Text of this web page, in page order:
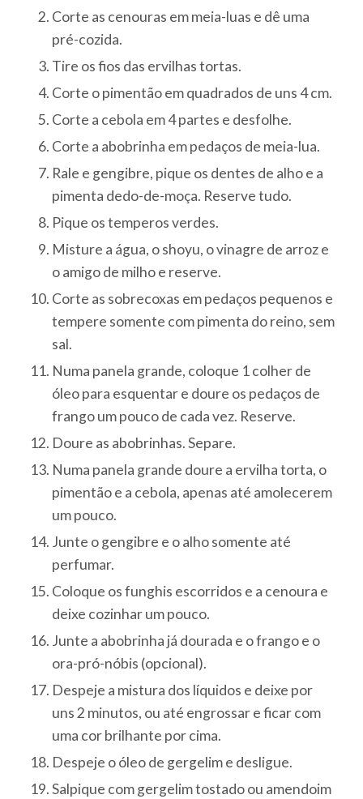
Corte as cenouras em meia-luas e dê uma
pré-cozida.
Tire os fios das ervilhas tortas.
Corte o pimentão em quadrados de uns 4 cm.
Corte a cebola em 4 partes e desfolhe.
Corte a abobrinha em pedaços de meia-lua.
Rale e gengibre, pique os dentes de alho e a
pimenta dedo-de-moça. Reserve tudo.
Pique os temperos verdes.
Misture a água, o shoyu, o vinagre de arroz e
o amigo de milho e reserve.
Corte as sobrecoxas em pedaços pequenos e
tempere somente com pimenta do reino, sem
sal.
Numa panela grande, coloque 1 colher de
óleo para esquentar e doure os pedaços de
frango um pouco de cada vez. Reserve.
Doure as abobrinhas. Separe.
Numa panela grande doure a ervilha torta, o
pimentão e a cebola, apenas até amolecerem
um pouco.
Junte o gengibre e o alho somente até
perfumar.
Coloque os funghis escorridos e a cenoura e
deixe cozinhar um pouco.
Junte a abobrinha já dourada e o frango e o
ora-pró-nóbis (opcional).
Despeje a mistura dos líquidos e deixe por
uns 2 minutos, ou até engrossar e ficar com
uma cor brilhante por cima.
Despeje o óleo de gergelim e desligue.
Salpique com gergelim tostado ou amendoim